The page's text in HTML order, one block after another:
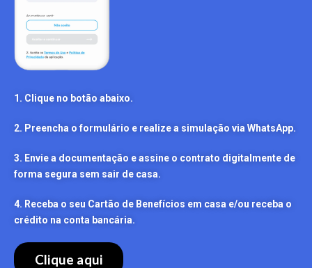
1. Clique no botão abaixo.
2. Preencha o formulário e realize a simulação via WhatsApp.
3. Envie a documentação e assine o contrato digitalmente de
forma segura sem sair de casa.
4. Receba o seu Cartão de Benefícios em casa e/ou receba o
crédito na conta bancária.
Clique aqui